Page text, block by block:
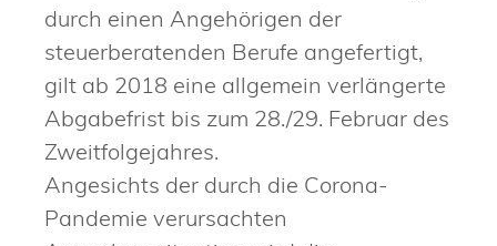
durch einen Angehörigen der
steuerberatenden Berufe angefertigt,
gilt ab 2018 eine allgemein verlängerte
Abgabefrist bis zum 28./29. Februar des
Zweitfolgejahres.
Angesichts der durch die Corona-
Pandemie verursachten